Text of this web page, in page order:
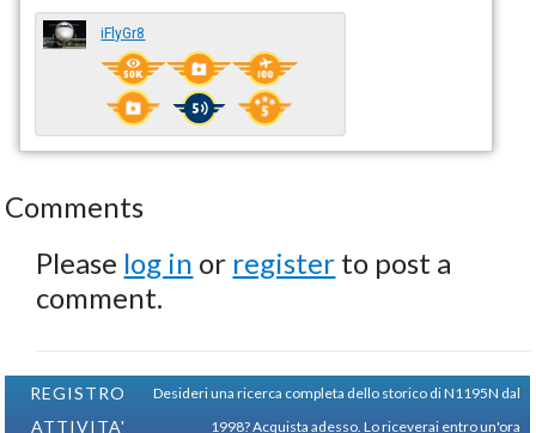
iFlyGr8
Comments
Please log in or register to post a
comment.
REGISTRO
ATTIVITA'
Desideri una ricerca completa dello storico di N1195N dal
1998?Acquista adesso. Lo riceverai entro un'ora